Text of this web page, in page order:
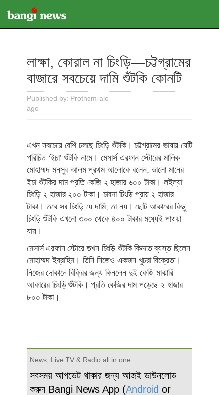
লাক্ষা, কোরাল না চিংড়ি—চট্টগ্রামের
বাজারে সবচেয়ে দামি শুঁটকি কোনটি
Published by: Prothom-alo
ago
এখন সবচেয়ে বেশি চলছে চিংড়ি শুঁটকি। চট্টগ্রামের ভাষায় যেটি
পরিচিত ‘ইচা’ শুঁটকি নামে। মেসার্স এরফান স্টোরের মালিক
মোহাম্মদ মনসুর আলম প্রথম আলোকে বলেন, ভালো মানের
ইচা শুঁটকির দাম প্রতি কেজি ২ হাজার ৬০০ টাকা। লইল্যা
চিংড়ি ২ হাজার ২০০ টাকা। চাবদা চিংড়ি প্রায় ২ হাজার
টাকা। তবে সব চিংড়ি যে দামি, তা নয়। ছোট আকারের কিছু
চিংড়ি শুঁটকি এখনো ৩০০ থেকে ৪০০ টাকার মধ্যেই পাওয়া
যায়।
মেসার্স এরফান স্টোরে তখন চিংড়ি শুঁটকি কিনতে ব্যস্ত ছিলেন
মোহাম্মদ ইব্রাহিম। তিনি নিজেও একজন খুচরা বিক্রেতা।
নিজের দোকানে বিক্রির জন্য কিনলেন দুই কেজি মাঝারি
আকারের চিংড়ি শুঁটকি। প্রতি কেজির দাম পড়েছে ২ হাজার
৮০০ টাকা।
News, Live TV & Radio all in one
সবসময় আপডেট থাকার জন্য আজই ডাউনলোড
করুন Bangi News App (Android or